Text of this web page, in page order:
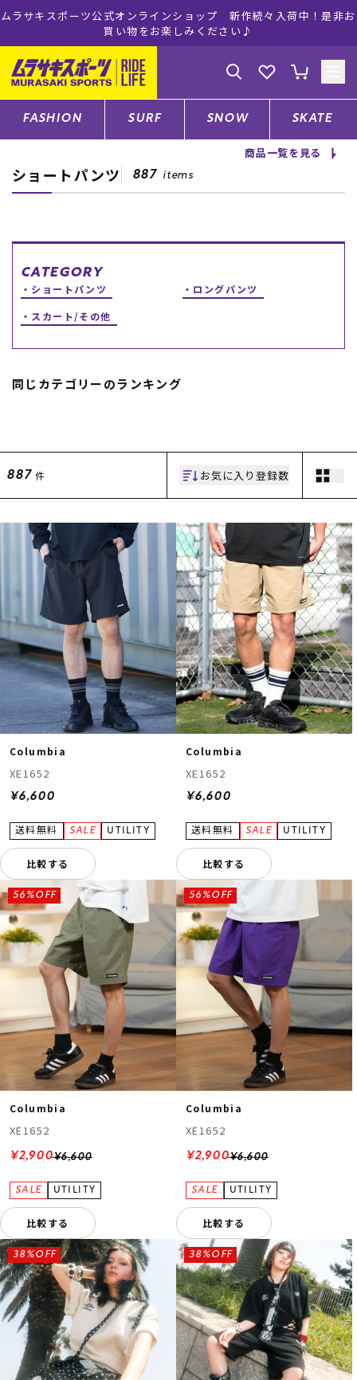
ムラサキスポーツ公式オンラインショップ 新作続々入荷中！是非お
買い物をお楽しみください♪
ゲスト様
ログイン 会員登録
店舗一覧
CATEGORY
ファッションTOP
スノーTOP
ブランド一覧
特集一覧
RIDE LIFE MAGAZINE一
スタッフスナップ
中古/アウトレット サー
フ
中古/アウトレット スノ
ー
ご利用ガイド
会員ランク
店頭受取サービス
ギフトラッピング
アフターサポート
下取り保証について
よくある質問
店舗一覧
お問い合わせ
ニュース
ムラサキスポーツ 公式アプリ
ポイント・クーポンもこのアプリで！
FASHION SURF SNOW SKATE
商品一覧を見る
ショートパンツ 887 items
CATEGORY
ショートパンツ
ロングパンツ
スカート/その他
同じカテゴリーのランキング
887 件 お気に入り登録数
Columbia
XE1652
¥6,600
比較する
Columbia
XE1652
¥6,600
比較する
Columbia
XE1652
¥6,600
56%OFF
¥2,900
比較する
Columbia
XE1652
¥6,600
56%OFF
¥2,900
比較する
38%OFF 38%OFF